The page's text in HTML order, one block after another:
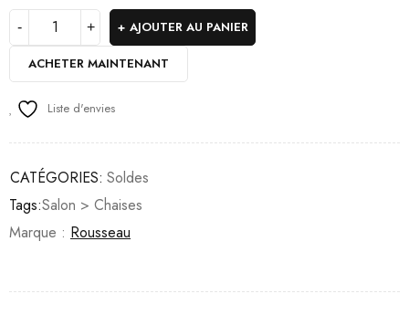
AJOUTER AU PANIER
ACHETER MAINTENANT
Liste d'envies
CATÉGORIES: Soldes
Tags:Salon > Chaises
Marque : Rousseau